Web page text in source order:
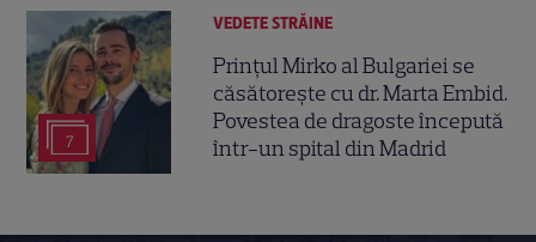
7
VEDETE STRĂINE
Prințul Mirko al Bulgariei se
căsătorește cu dr. Marta Embid.
Povestea de dragoste începută
într-un spital din Madrid